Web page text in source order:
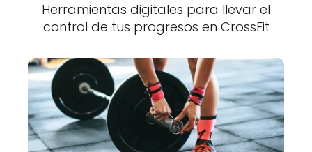
Herramientas digitales para llevar el
control de tus progresos en CrossFit